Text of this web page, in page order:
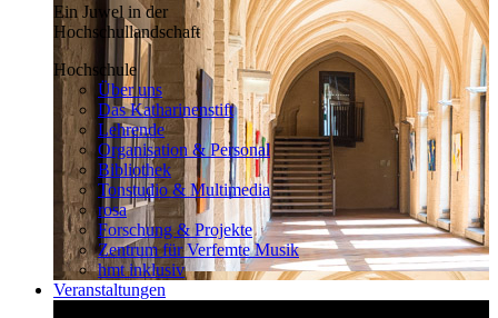
Ein Juwel in der
Hochschullandschaft
Hochschule
Über uns
Das Katharinenstift
Lehrende
Organisation & Personal
Bibliothek
Tonstudio & Multimedia
rosa
Forschung & Projekte
Zentrum für Verfemte Musik
hmt inklusiv
Veranstaltungen